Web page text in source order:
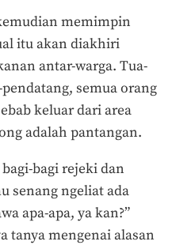
memimpin
itu akan diakhiri
antar-warga. Tua-
semua orang
keluar dari area
adalah pantangan.
bagi rejeki dan
senang ngeliat ada
apa-apa, ya kan?”
tanya mengenai alasan